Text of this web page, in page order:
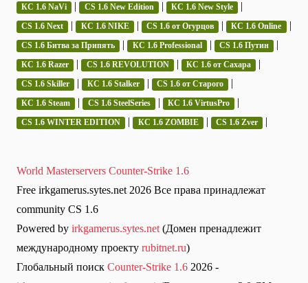
КС 1.6 NaVi | CS 1.6 New Edition | КС 1.6 New Style |
CS 1.6 Next | КС 1.6 NIKE | CS 1.6 от Огурцов | КС 1.6 Online |
CS 1.6 Битва за Припять | КС 1.6 Professional | CS 1.6 Путин |
КС 1.6 Razer | CS 1.6 REVOLUTION | КС 1.6 от Сахара |
CS 1.6 Skiller | КС 1.6 Stalker | CS 1.6 от Старого |
КС 1.6 Steam | CS 1.6 SteelSeries | КС 1.6 VirtusPro |
CS 1.6 WINTER EDITION | КС 1.6 ZOMBIE | CS 1.6 Zver |
World Masterservers Counter-Strike 1.6
Free irkgamerus.sytes.net 2026 Все права принадлежат
community CS 1.6
Powered by irkgamerus.sytes.net (Домен пренадлежит
международному проекту rubitnet.ru)
Глобальный поиск Counter-Strike 1.6 2026 -